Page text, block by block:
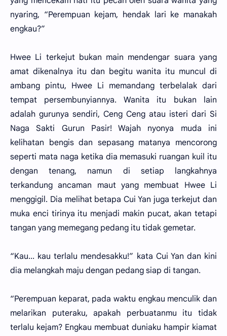
nyaring, “Perempuan kejam, hendak lari ke manakah
engkau?”
Hwee Li terkejut bukan main mendengar suara yang
amat dikenalnya itu dan begitu wanita itu muncul di
ambang pintu, Hwee Li memandang terbelalak dari
tempat persembunyiannya. Wanita itu bukan lain
adalah gurunya sendiri, Ceng Ceng atau isteri dari Si
Naga Sakti Gurun Pasir! Wajah nyonya muda ini
kelihatan bengis dan sepasang matanya mencorong
seperti mata naga ketika dia memasuki ruangan kuil itu
dengan tenang, namun di setiap langkahnya
terkandung ancaman maut yang membuat Hwee Li
menggigil. Dia melihat betapa Cui Yan juga terkejut dan
muka enci tirinya itu menjadi makin pucat, akan tetapi
tangan yang memegang pedang itu tidak gemetar.
“Kau... kau terlalu mendesakku!” kata Cui Yan dan kini
dia melangkah maju dengan pedang siap di tangan.
“Perempuan keparat, pada waktu engkau menculik dan
melarikan puteraku, apakah perbuatanmu itu tidak
terlalu kejam? Engkau membuat duniaku hampir kiamat